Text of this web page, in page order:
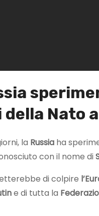
della Nato
la Russia ha
con il nome di
di colpire
e di tutta la